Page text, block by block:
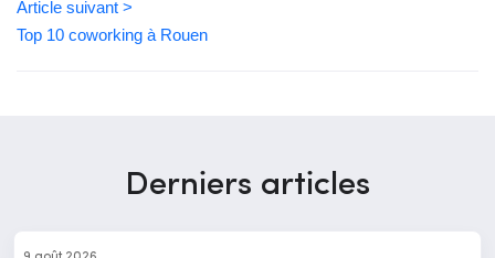
Article suivant >
Top 10 coworking à Rouen
Derniers articles